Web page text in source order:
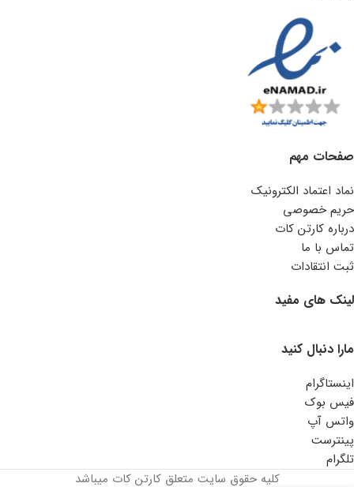
صفحات مهم
نماد اعتماد الکترونیک
حریم خصوصی
درباره کارتن کات
تماس با ما
ثبت انتقادات
لینک های مفید
مارا دنبال کنید
اینستاگرام
فیس بوک
واتس آپ
پینترست
تلگرام
کلیه حقوق سایت متعلق کارتن کات میباشد